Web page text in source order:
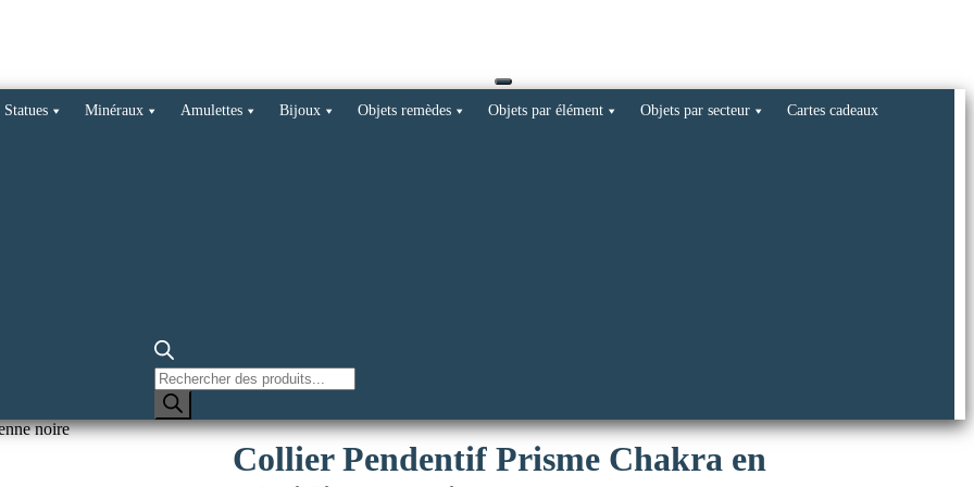
Statues Minéraux Amulettes Bijoux Objets remèdes Objets par élément Objets par secteur Cartes cadeaux
Recherche
de
produits
noire
Collier Pendentif Prisme Chakra en